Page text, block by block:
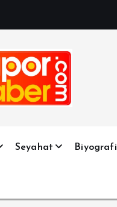
Seyahat Biyografi